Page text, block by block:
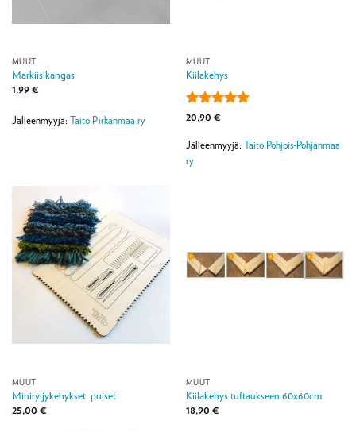
MUUT
Markiisikangas
1,99€
Jälleenmyyjä: Taito Pirkanmaa ry
MUUT
Kiilakehys
Arvostelu
/ 5
20,90 €
Jälleenmyyjä: Taito Pohjois-Pohjanmaa
ry
MUUT
Miniryijykehykset, puiset
25,00 €
MUUT
Kiilakehys tuftaukseen 60x60cm
18,90 €